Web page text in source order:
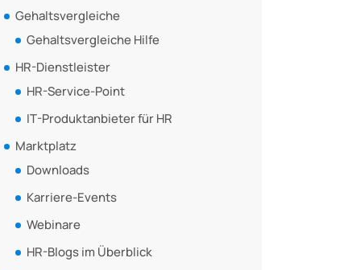
Gehaltsvergleiche
Gehaltsvergleiche Hilfe
HR-Dienstleister
HR-Service-Point
IT-Produktanbieter für HR
Marktplatz
Downloads
Karriere-Events
Webinare
HR-Blogs im Überblick